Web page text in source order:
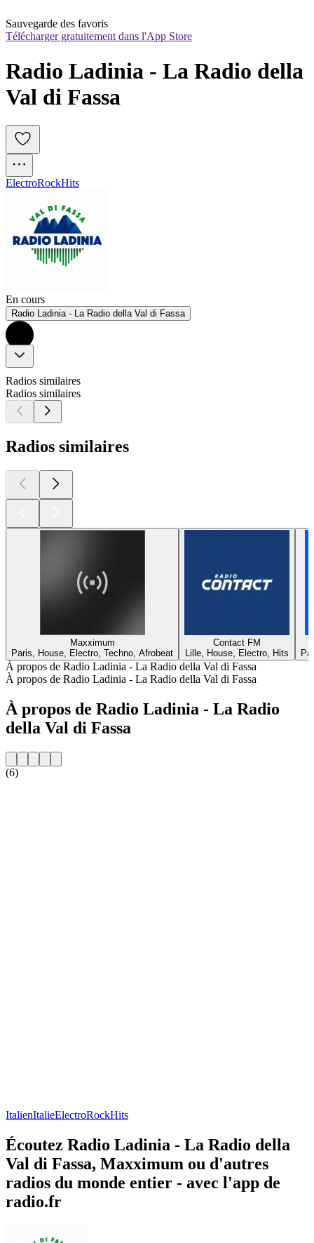
Sauvegarde des favoris
Télécharger gratuitement dans l'App Store
Radio Ladinia - La Radio della
Val di Fassa
ElectroRockHits
En cours
Radio Ladinia - La Radio della Val di Fassa
Radios similaires
Radios similaires
Radios similaires
Maxximum
Paris, House, Electro, Techno, Afrobeat
Contact FM
Lille, House, Electro, Hits
À propos de Radio Ladinia - La Radio della Val di Fassa
À propos de Radio Ladinia - La Radio della Val di Fassa
À propos de Radio Ladinia - La Radio
della Val di Fassa
(6)
ItalienItalieElectroRockHits
Écoutez Radio Ladinia - La Radio della
Val di Fassa, Maxximum ou d'autres
radios du monde entier - avec l'app de
radio.fr